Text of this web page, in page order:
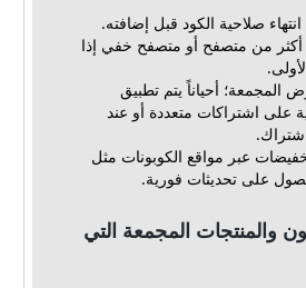
صلاحية الكود قبل إضافته.
من متصفح أو متصفح خفي إذا
أحياناً يتم تطبيق
على اشتراكات متعددة أو عند
عبر مواقع الكوبونات مثل
على تحديثات فورية.
المجمعة التي